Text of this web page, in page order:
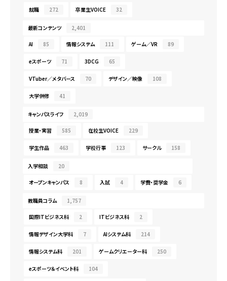
就職 272 卒業生VOICE 32
最新コンテンツ 2,401
AI 85 情報システム 111 ゲーム／VR 89
eスポーツ 71 3DCG 65
VTuber／メタバース 70 デザイン／映像 108
大学併修 41
キャンパスライフ 2,019
授業・実習 585 在校生VOICE 229
学生作品 463 学校行事 123 サークル 158
入学相談 20
オープンキャンパス 8 入試 4 学費・奨学金 6
教職員コラム 1,757
国際ITビジネス科 2 ITビジネス科 2
情報デザイン大学科 7 AIシステム科 214
情報システム科 201 ゲームクリエーター科 250
eスポーツ＆イベント科 104